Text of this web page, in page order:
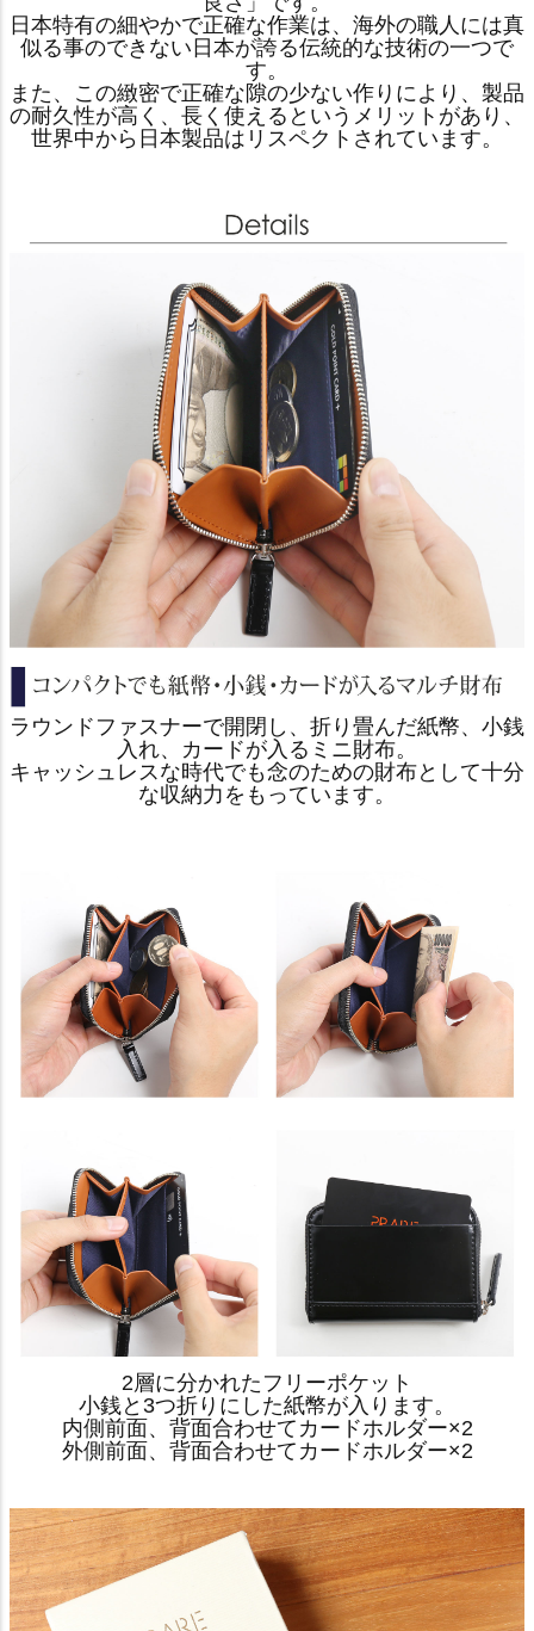
日本特有の細やかで正確な作業は、海外の職人には真
似る事のできない日本が誇る伝統的な技術の一つで
す。
また、この緻密で正確な隙の少ない作りにより、製品
の耐久性が高く、長く使えるというメリットがあり、
世界中から日本製品はリスペクトされています。
ラウンドファスナーで開閉し、折り畳んだ紙幣、小銭
入れ、カードが入るミニ財布。
キャッシュレスな時代でも念のための財布として十分
な収納力をもっています。
2層に分かれたフリーポケット
小銭と3つ折りにした紙幣が入ります。
内側前面、背面合わせてカードホルダー×2
外側前面、背面合わせてカードホルダー×2